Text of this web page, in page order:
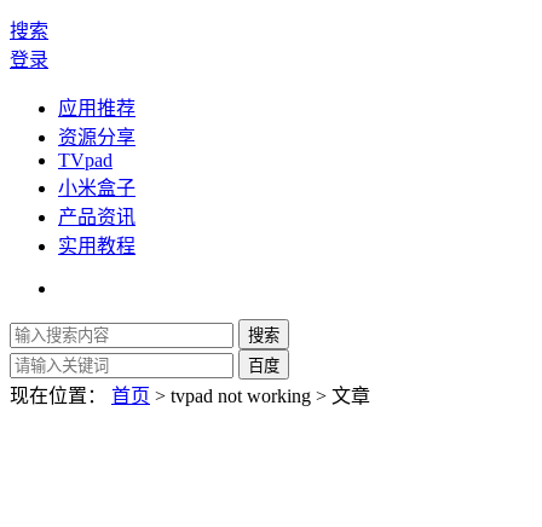
搜索
登录
应用推荐
资源分享
TVpad
小米盒子
产品资讯
实用教程
现在位置： 首页 > tvpad not working > 文章